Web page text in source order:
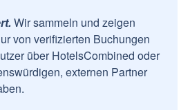
Wir sammeln und zeigen
von verifizierten Buchungen
über HotelsCombined oder
externen Partner